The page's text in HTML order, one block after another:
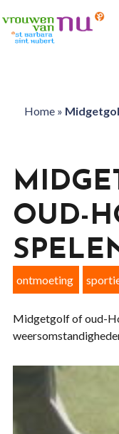
Home»
OUD-
ontmoeting
Midgetgolf of oud-